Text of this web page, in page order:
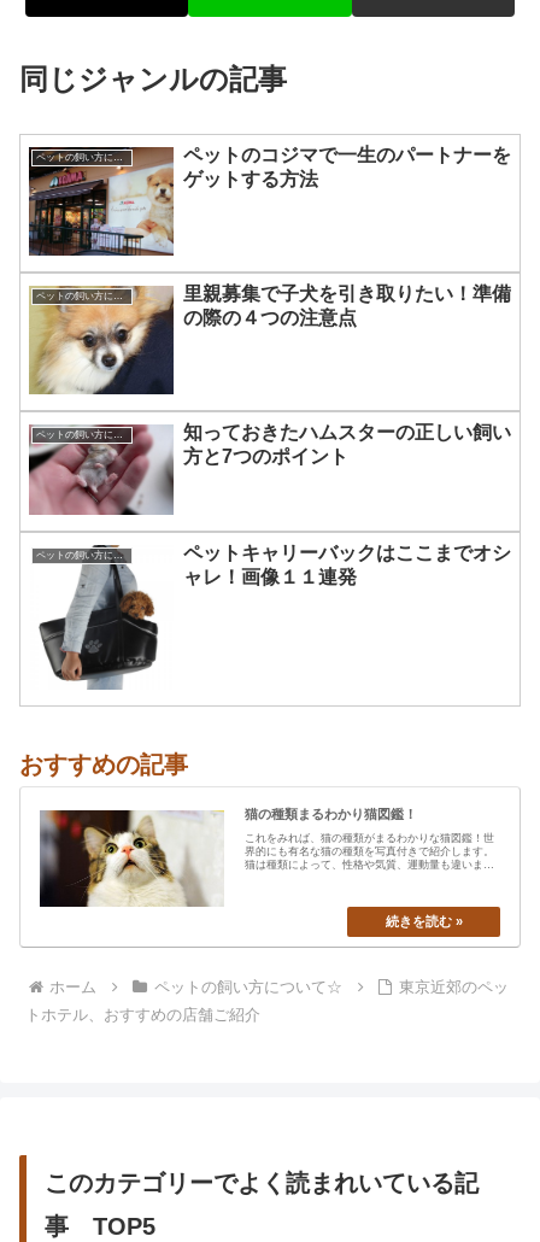
同じジャンルの記事
ペットの飼い方について☆
ペットのコジマで一生のパートナーを
ゲットする方法
ペットの飼い方について☆
里親募集で子犬を引き取りたい！準備
の際の４つの注意点
ペットの飼い方について☆
知っておきたハムスターの正しい飼い
方と7つのポイント
ペットの飼い方について☆
ペットキャリーバックはここまでオシ
ャレ！画像１１連発
おすすめの記事
猫の種類まるわかり猫図鑑！
これをみれば、猫の種類がまるわかりな猫図鑑！世
界的にも有名な猫の種類を写真付きで紹介します。
猫は種類によって、性格や気質、運動量も違います
ホーム ペットの飼い方について☆
東京近郊のペッ
トホテル、おすすめの店舗ご紹介
このカテゴリーでよく読まれいている記
事 TOP5